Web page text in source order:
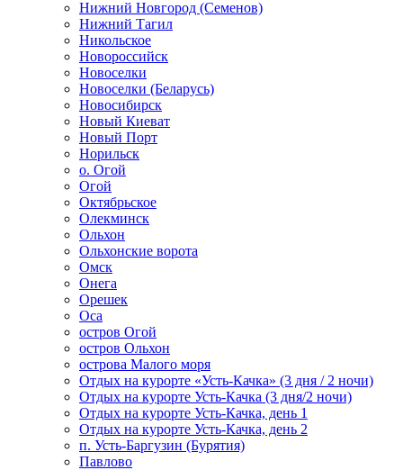
Нижний Новгород (Семенов)
Нижний Тагил
Никольское
Новороссийск
Новоселки
Новоселки (Беларусь)
Новосибирск
Новый Киеват
Новый Порт
Норильск
о. Огой
Огой
Октябрьское
Олекминск
Ольхон
Ольхонские ворота
Омск
Онега
Орешек
Оса
остров Огой
остров Ольхон
острова Малого моря
Отдых на курорте «Усть-Качка» (3 дня / 2 ночи)
Отдых на курорте Усть-Качка (3 дня/2 ночи)
Отдых на курорте Усть-Качка, день 1
Отдых на курорте Усть-Качка, день 2
п. Усть-Баргузин (Бурятия)
Павлово